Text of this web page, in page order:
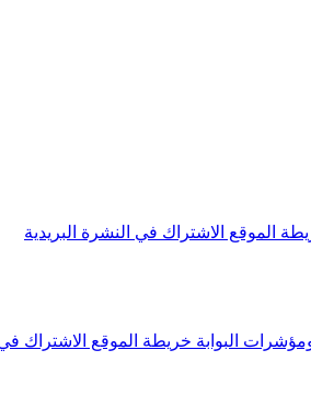
الموقع الاشتراك في النشرة البريدية
البوابة خريطة الموقع الاشتراك